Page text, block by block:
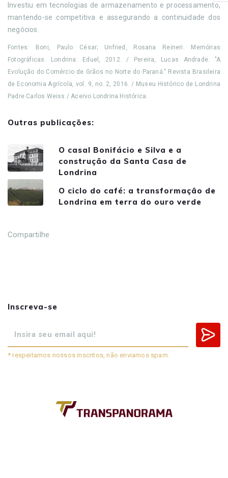
Investiu em tecnologias de armazenamento e processamento,
mantendo-se competitiva e assegurando a continuidade dos
negócios.
Fontes: Boni, Paulo César; Unfried, Rosana Reineri. Memórias
Fotográficas. Londrina: Eduel, 2012. / Pereira, Lucas Andrade. "A
Evolução do Comércio de Grãos no Norte do Paraná." Revista Brasileira
de Economia Agrícola, vol. 9, no. 2, 2016. / Museu Histórico de Londrina
Padre Carlos Weiss / Acervo Londrina Histórica.
Outras publicações:
O casal Bonifácio e Silva e a
construção da Santa Casa de
Londrina
O ciclo do café: a transformação de
Londrina em terra do ouro verde
Compartilhe
Inscreva-se
* respeitamos nossos inscritos, não enviamos spam.